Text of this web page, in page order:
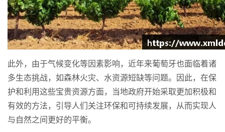
此外，由于气候变化等因素影响，近年来葡萄牙也面临着诸
多生态挑战，如森林火灾、水资源短缺等问题。因此，在保
护和利用这些宝贵资源方面，当地政府开始采取更加积极和
有效的方法，引导人们关注环保和可持续发展，从而实现人
与自然之间更好的平衡。